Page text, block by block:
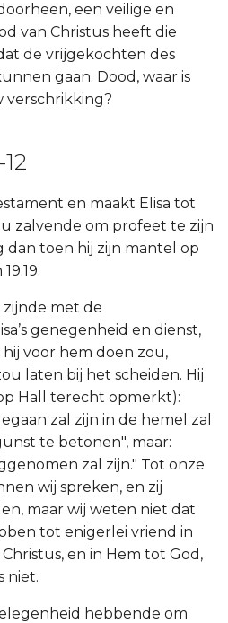
een veilige en
van Christus heeft die
de vrijgekochten des
gaan. Dood, waar is
verschrikking?
en maakt Elisa tot
zalvende om profeet te zijn
dan toen hij zijn mantel op
zijnde met de
genegenheid en dienst,
voor hem doen zou,
laten bij het scheiden. Hij
Hall terecht opmerkt):
zal zijn in de hemel zal
te betonen", maar:
zal zijn." Tot onze
wij spreken, en zij
maar wij weten niet dat
tot enigerlei vriend in
en in Hem tot God,
niet.
hebbende om